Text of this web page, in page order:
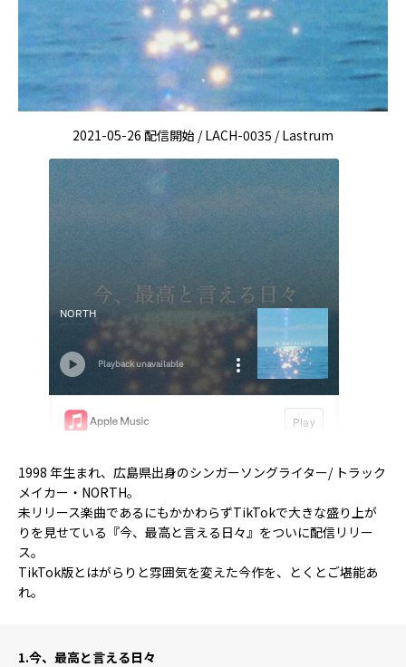
2021-05-26 配信開始 / LACH-0035 / Lastrum
1998 年生まれ、広島県出身のシンガーソングライター/ トラック
メイカー・NORTH。
未リリース楽曲であるにもかかわらずTikTokで大きな盛り上が
りを見せている『今、最高と言える日々』をついに配信リリー
ス。
TikTok版とはがらりと雰囲気を変えた今作を、とくとご堪能あ
れ。
1.今、最高と言える日々